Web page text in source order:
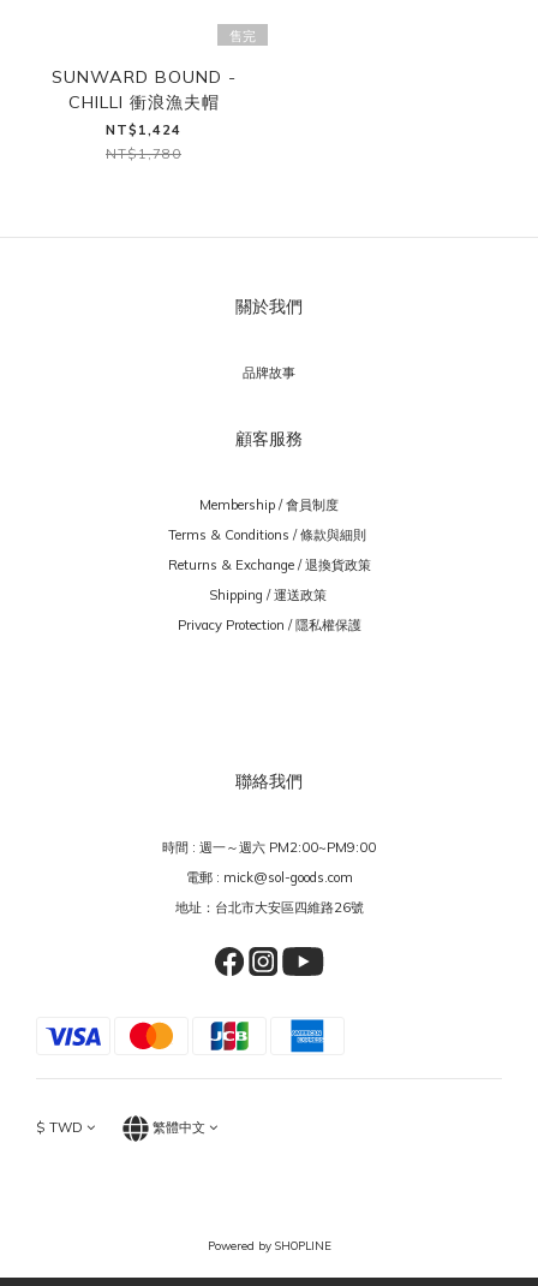
售完
SUNWARD BOUND -
CHILLI 衝浪漁夫帽
NT$1,424
NT$1,780
關於我們
品牌故事
顧客服務
Membership / 會員制度
Terms & Conditions / 條款與細則
Returns & Exchange / 退換貨政策
Shipping / 運送政策
Privacy Protection / 隱私權保護
聯絡我們
時間 : 週一～週六 PM2:00~PM9:00
電郵 : mick@sol-goods.com
地址：台北市大安區四維路26號
$ TWD 繁體中文
Powered by SHOPLINE